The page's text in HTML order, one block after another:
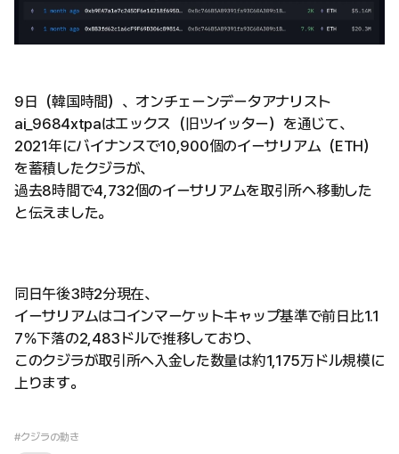
9日（韓国時間）、オンチェーンデータアナリスト
ai_9684xtpaはエックス（旧ツイッター）を通じて、
2021年にバイナンスで10,900個のイーサリアム（ETH）
を蓄積したクジラが、
過去8時間で4,732個のイーサリアムを取引所へ移動した
と伝えました。
同日午後3時2分現在、
イーサリアムはコインマーケットキャップ基準で前日比1.1
7％下落の2,483ドルで推移しており、
このクジラが取引所へ入金した数量は約1,175万ドル規模に
上ります。
#クジラの動き